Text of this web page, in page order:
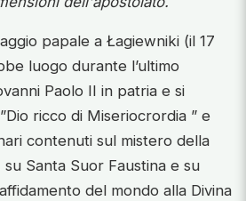
papale a Łagiewniki (il 17
luogo durante l’ultimo
Paolo II in patria e si
ricco di Miseriocrordia ” e
contenuti sul mistero della
Santa Suor Faustina e su
del mondo alla Divina